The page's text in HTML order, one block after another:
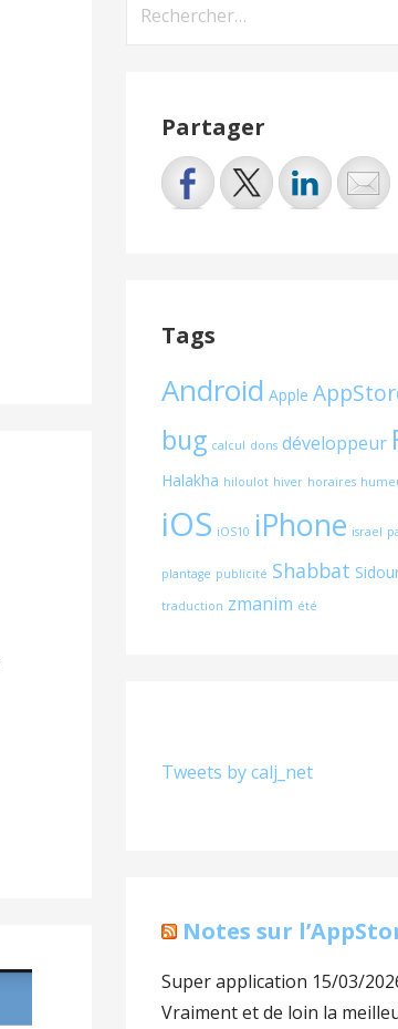
Partager
Tags
Android Apple
bug calcul dons développeur
Halakha hiloulot hiver horaires
iOS iOS10 iPhone israel
plantage publicité Shabbat
traduction zmanim été
Tweets by calj_net
Notes sur
Super application 15/03/
Vraiment et de loin la